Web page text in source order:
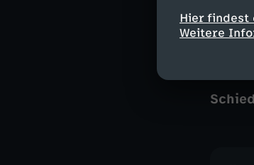
Hier findest
Weitere